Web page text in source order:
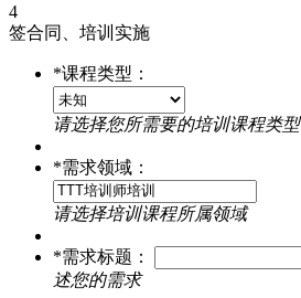
4
签合同、培训实施
*课程类型：
请选择您所需要的培训课程类型
*需求领域：
请选择培训课程所属领域
*需求标题：
述您的需求